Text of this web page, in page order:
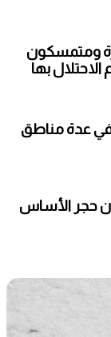
ومتمسكون
بها
عدة مناطق
حجر الأساس